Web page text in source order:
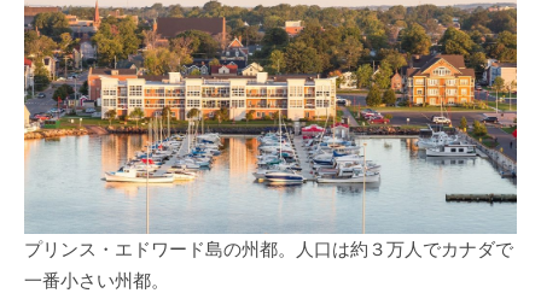
プリンス・エドワード島の州都。人口は約３万人でカナダで
一番小さい州都。